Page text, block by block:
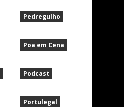
Pedregulho
Poa em Cena
Podcast
Portulegal